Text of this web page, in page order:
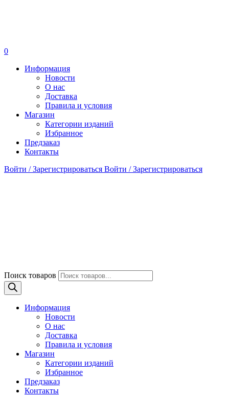
0
Информация
Новости
О нас
Доставка
Правила и условия
Магазин
Категории изданий
Избранное
Предзаказ
Контакты
Войти / Зарегистрироваться Войти / Зарегистрироваться
Поиск товаров
Информация
Новости
О нас
Доставка
Правила и условия
Магазин
Категории изданий
Избранное
Предзаказ
Контакты